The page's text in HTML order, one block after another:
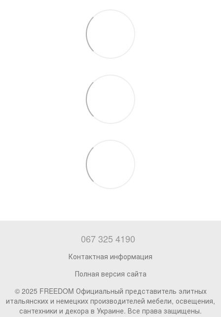
067 325 4190
Контактная информация
Полная версия сайта
© 2025 FREEDOM Официальный представитель элитных
итальянских и немецких производителей мебели, освещения,
сантехники и декора в Украине. Все права защищены.